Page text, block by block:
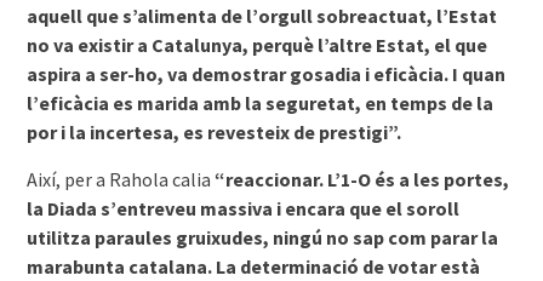
aquell que s’alimenta de l’orgull sobreactuat, l’Estat
no va existir a Catalunya, perquè l’altre Estat, el que
aspira a ser-ho, va demostrar gosadia i eficàcia. I quan
l’eficàcia es marida amb la seguretat, en temps de la
por i la incertesa, es revesteix de prestigi”.
Així, per a Rahola calia “reaccionar. L’1-O és a les portes,
la Diada s’entreveu massiva i encara que el soroll
utilitza paraules gruixudes, ningú no sap com parar la
marabunta catalana. La determinació de votar està